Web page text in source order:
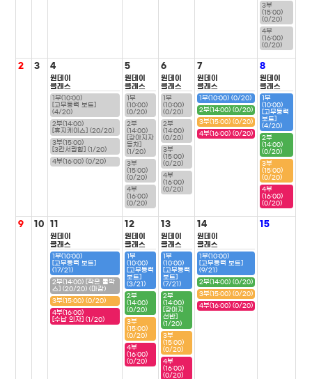
3부
(15:00)
(0/20)
4부
(16:00)
(0/20)
2 3 4
원데이
클래스
1부(10:00)
[고무동력 보트]
(4/20)
2부(14:00)
[휴지케이스] (20/20)
3부(15:00)
[3칸서랍함] (1/20)
4부(16:00) (0/20)
5
원데이
클래스
1부
(10:00)
(0/20)
2부
(14:00)
[강아지자
동차]
(1/20)
3부
(15:00)
(0/20)
4부
(16:00)
(0/20)
6
원데이
클래스
1부
(10:00)
(0/20)
2부
(14:00)
(0/20)
3부
(15:00)
(0/20)
4부
(16:00)
(0/20)
7
원데이
클래스
1부(10:00) (0/20)
2부(14:00) (0/20)
3부(15:00) (0/20)
4부(16:00) (0/20)
8
원데이
클래스
1부
(10:00)
[고무동력
보트]
(4/20)
2부
(14:00)
(0/20)
3부
(15:00)
(0/20)
4부
(16:00)
(0/20)
9 10 11
원데이
클래스
1부(10:00)
[고무동력 보트]
(17/21)
2부(14:00) [작은 툴박
스] (20/20) (마감)
3부(15:00) (0/20)
4부(16:00)
[수납 의자] (1/20)
12
원데이
클래스
1부
(10:00)
[고무동력
보트]
(3/21)
2부
(14:00)
(0/20)
3부
(15:00)
(0/20)
4부
(16:00)
(0/20)
13
원데이
클래스
1부
(10:00)
[고무동력
보트]
(7/21)
2부
(14:00)
[강아지
선반]
(1/20)
3부
(15:00)
(0/20)
4부
(16:00)
(0/20)
14
원데이
클래스
1부(10:00)
[고무동력 보트]
(9/21)
2부(14:00) (0/20)
3부(15:00) (0/20)
4부(16:00) (0/20)
15